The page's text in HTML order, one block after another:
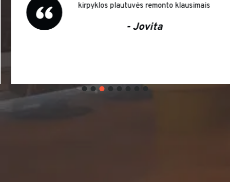
kirpyklos plautuvės remonto klausimais
- Jovita